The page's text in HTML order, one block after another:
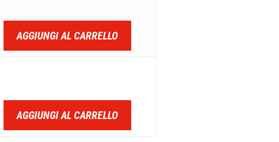
AGGIUNGI AL CARRELLO
AGGIUNGI AL CARRELLO